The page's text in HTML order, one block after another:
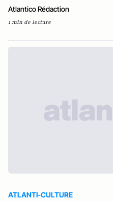
Atlantico Rédaction
1 min de lecture
ATLANTI-CULTURE